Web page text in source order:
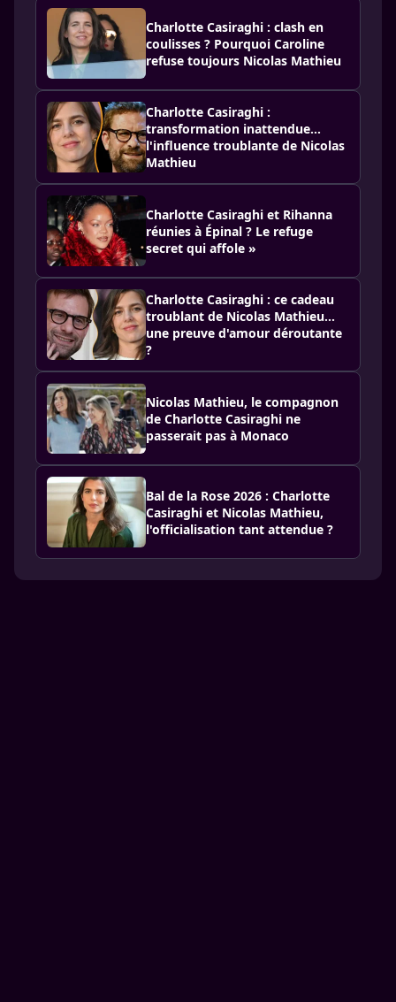
Charlotte Casiraghi : clash en
coulisses ? Pourquoi Caroline
refuse toujours Nicolas Mathieu
Charlotte Casiraghi :
transformation inattendue…
l'influence troublante de Nicolas
Mathieu
Charlotte Casiraghi et Rihanna
réunies à Épinal ? Le refuge
secret qui affole »
Charlotte Casiraghi : ce cadeau
troublant de Nicolas Mathieu…
une preuve d'amour déroutante
?
Nicolas Mathieu, le compagnon
de Charlotte Casiraghi ne
passerait pas à Monaco
Bal de la Rose 2026 : Charlotte
Casiraghi et Nicolas Mathieu,
l'officialisation tant attendue ?